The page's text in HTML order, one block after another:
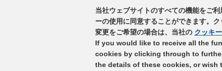
当社ウェブサイトのすべての機能をご
ーの使用に同意することができます。
変更をご希望の場合は、当社の クッキ
If you would like to receive all the
cookies by clicking through to
the details of these cookies, or